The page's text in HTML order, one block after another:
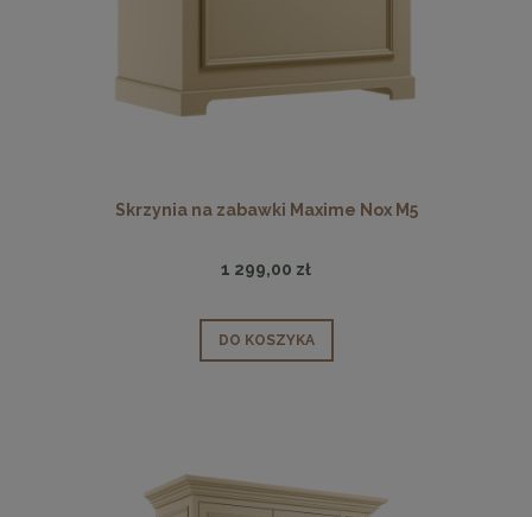
Skrzynia na zabawki Maxime Nox M5
1 299,00 zł
DO KOSZYKA